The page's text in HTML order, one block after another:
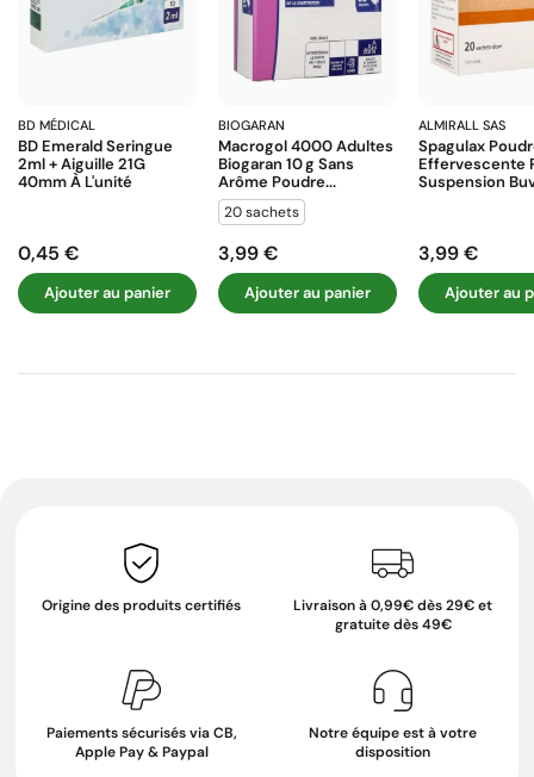
BD MÉDICAL
BD Emerald Seringue
2ml + Aiguille 21G
40mm À L'unité
Prix
0,45 €
Ajouter au panier
BIOGARAN
Macrogol 4000 Adultes
Biogaran 10 G Sans
Arôme Poudre...
20 sachets
Prix
3,99 €
Ajouter au panier
ALMIRALL SAS
Spagulax
Effervescente
Suspension
Prix
3,99 €
Ajouter au
Origine des produits certifiés
Livraison à 0,99€ dès 29€ et
gratuite dès 49€
Paiements sécurisés via CB,
Apple Pay & Paypal
Notre équipe est à votre
disposition